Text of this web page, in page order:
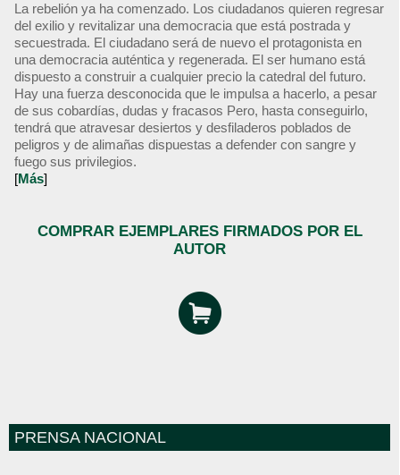
La rebelión ya ha comenzado. Los ciudadanos quieren regresar
del exilio y revitalizar una democracia que está postrada y
secuestrada. El ciudadano será de nuevo el protagonista en
una democracia auténtica y regenerada. El ser humano está
dispuesto a construir a cualquier precio la catedral del futuro.
Hay una fuerza desconocida que le impulsa a hacerlo, a pesar
de sus cobardías, dudas y fracasos Pero, hasta conseguirlo,
tendrá que atravesar desiertos y desfiladeros poblados de
peligros y de alimañas dispuestas a defender con sangre y
fuego sus privilegios.
[Más]
COMPRAR EJEMPLARES FIRMADOS POR EL
AUTOR
PRENSA NACIONAL